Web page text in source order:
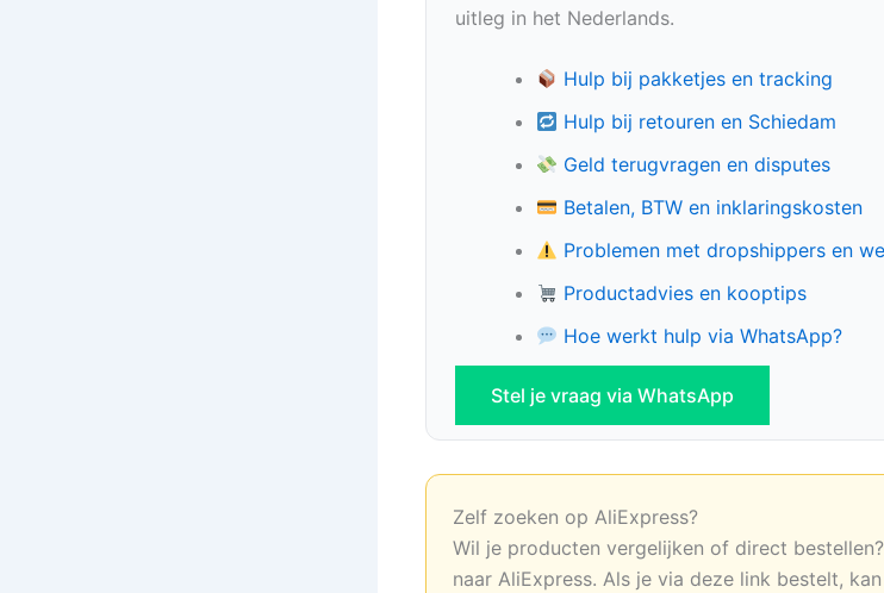
uitleg in het Nederlands.
Hulp bij pakketjes en tracking
Hulp bij retouren en Schiedam
Geld terugvragen en disputes
Betalen, BTW en inklaringskosten
Problemen met dropshippers en
Productadvies en kooptips
Hoe werkt hulp via WhatsApp?
Stel je vraag via WhatsApp
Zelf zoeken op AliExpress?
Wil je producten vergelijken of direct
naar AliExpress. Als je via deze link bestelt,